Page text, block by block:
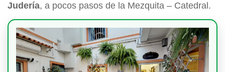
Judería, a pocos pasos de la Mezquita – Catedral.